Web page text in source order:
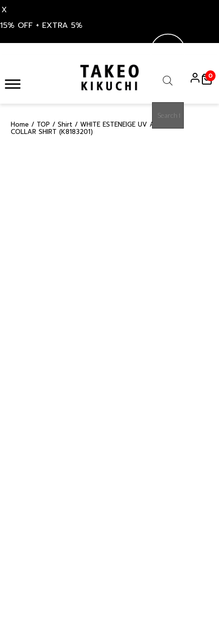
X
15% OFF + EXTRA 5%
content
search
0
Home / TOP / Shirt / WHITE ESTENEIGE UV AIR STAND
COLLAR SHIRT (K8183201)